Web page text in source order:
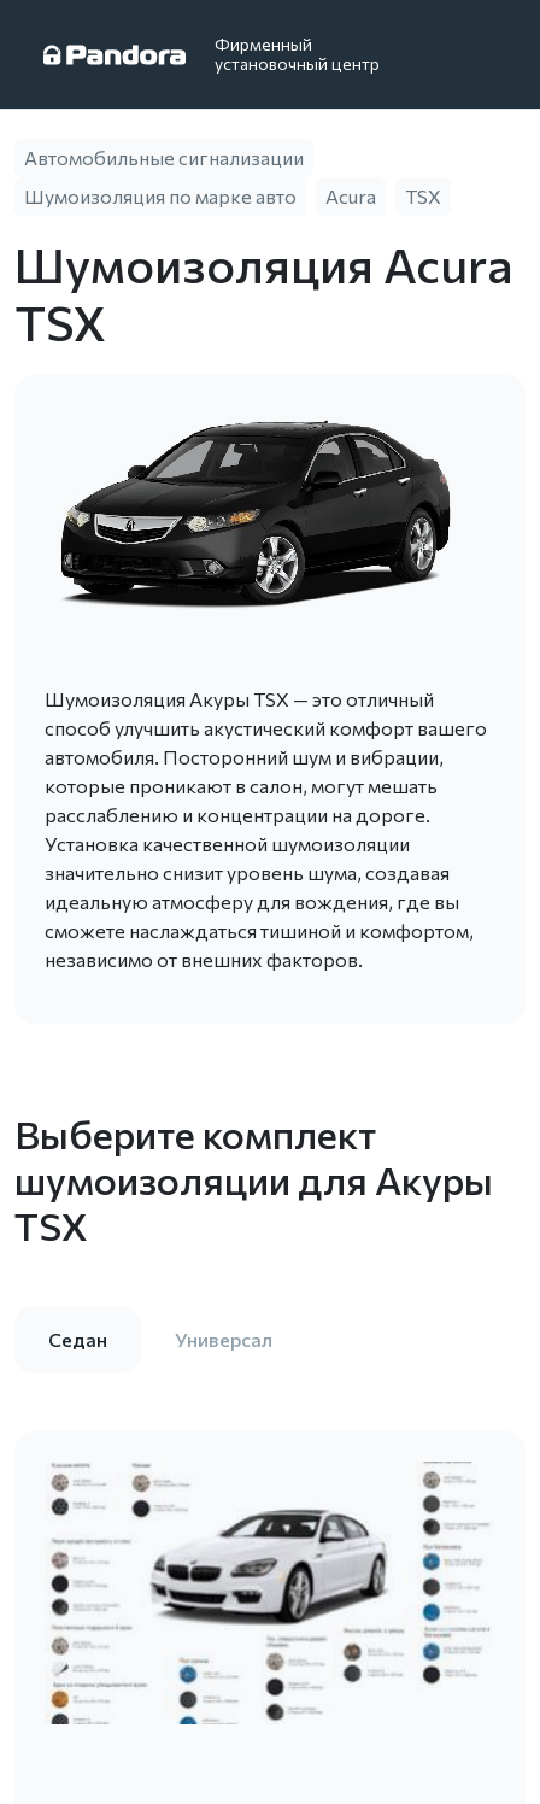
Фирменный
установочный центр
Автомобильные сигнализации
Шумоизоляция по марке авто
Acura TSX
Шумоизоляция Acura
TSX
Шумоизоляция Акуры TSX — это отличный
способ улучшить акустический комфорт вашего
автомобиля. Посторонний шум и вибрации,
которые проникают в салон, могут мешать
расслаблению и концентрации на дороге.
Установка качественной шумоизоляции
значительно снизит уровень шума, создавая
идеальную атмосферу для вождения, где вы
сможете наслаждаться тишиной и комфортом,
независимо от внешних факторов.
Выберите комплект
шумоизоляции для Акуры
TSX
Седан Универсал